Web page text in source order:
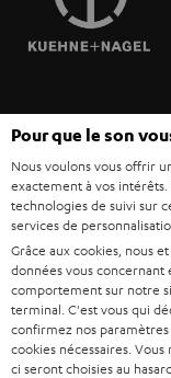
ULTIMA
FANSHOP
NOUVEAUTÉS
MANAGEMENT
VALEURS
ACCESSIBILITÉ
POLOGNE
ITALIE
USA
AUTRES PAYS
erreurs. Les accessoires
livraison. D’éventuels
©2026 Lautsprecher
Mentions légales
Paramètres de
Pour que le son
Nous voulons vous offrir
exactement à vos
technologies de suivi sur
services de
Grâce aux cookies, nous
données vous concernant
comportement sur notre
terminal. C'est vous qui
confirmez nos paramètres
cookies nécessaires.
ci seront choisies au